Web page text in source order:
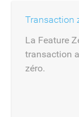
Transaction
La Feature
transaction
zéro.